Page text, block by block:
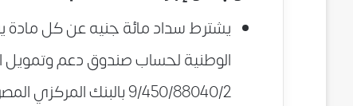
يشترط سداد مائة جنيه عن كل مادة
الوطنية لحساب صندوق دعم وتمويل